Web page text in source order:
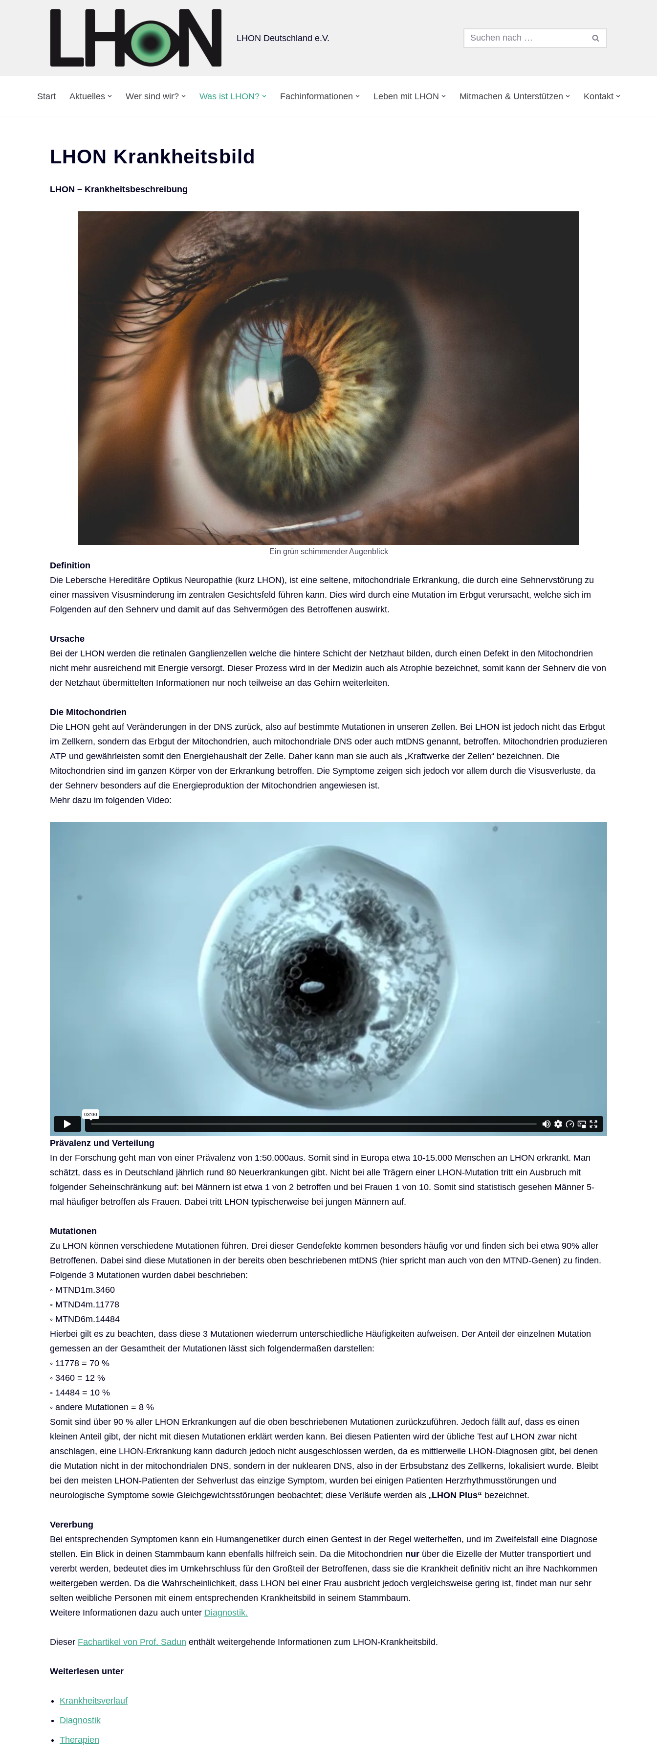
LHON Deutschland e.V.
Start Aktuelles Wer sind wir? Was ist LHON? Fachinformationen Leben mit LHON Mitmachen & Unterstützen Kontakt
LHON Krankheitsbild
LHON – Krankheitsbeschreibung
Ein grün schimmender Augenblick
Definition
Die Lebersche Hereditäre Optikus Neuropathie (kurz LHON), ist eine seltene, mitochondriale Erkrankung, die durch eine Sehnervstörung zu
einer massiven Visusminderung im zentralen Gesichtsfeld führen kann. Dies wird durch eine Mutation im Erbgut verursacht, welche sich im
Folgenden auf den Sehnerv und damit auf das Sehvermögen des Betroffenen auswirkt.
Ursache
Bei der LHON werden die retinalen Ganglienzellen welche die hintere Schicht der Netzhaut bilden, durch einen Defekt in den Mitochondrien
nicht mehr ausreichend mit Energie versorgt. Dieser Prozess wird in der Medizin auch als Atrophie bezeichnet, somit kann der Sehnerv die von
der Netzhaut übermittelten Informationen nur noch teilweise an das Gehirn weiterleiten.
Die Mitochondrien
Die LHON geht auf Veränderungen in der DNS zurück, also auf bestimmte Mutationen in unseren Zellen. Bei LHON ist jedoch nicht das Erbgut
im Zellkern, sondern das Erbgut der Mitochondrien, auch mitochondriale DNS oder auch mtDNS genannt, betroffen. Mitochondrien produzieren
ATP und gewährleisten somit den Energiehaushalt der Zelle. Daher kann man sie auch als „Kraftwerke der Zellen“ bezeichnen. Die
Mitochondrien sind im ganzen Körper von der Erkrankung betroffen. Die Symptome zeigen sich jedoch vor allem durch die Visusverluste, da
der Sehnerv besonders auf die Energieproduktion der Mitochondrien angewiesen ist.
Mehr dazu im folgenden Video:
Prävalenz und Verteilung
In der Forschung geht man von einer Prävalenz von 1:50.000aus. Somit sind in Europa etwa 10-15.000 Menschen an LHON erkrankt. Man
schätzt, dass es in Deutschland jährlich rund 80 Neuerkrankungen gibt. Nicht bei alle Trägern einer LHON-Mutation tritt ein Ausbruch mit
folgender Seheinschränkung auf: bei Männern ist etwa 1 von 2 betroffen und bei Frauen 1 von 10. Somit sind statistisch gesehen Männer 5-
mal häufiger betroffen als Frauen. Dabei tritt LHON typischerweise bei jungen Männern auf.
Mutationen
Zu LHON können verschiedene Mutationen führen. Drei dieser Gendefekte kommen besonders häufig vor und finden sich bei etwa 90% aller
Betroffenen. Dabei sind diese Mutationen in der bereits oben beschriebenen mtDNS (hier spricht man auch von den MTND-Genen) zu finden.
Folgende 3 Mutationen wurden dabei beschrieben:
◦ MTND1m.3460
◦ MTND4m.11778
◦ MTND6m.14484
Hierbei gilt es zu beachten, dass diese 3 Mutationen wiederrum unterschiedliche Häufigkeiten aufweisen. Der Anteil der einzelnen Mutation
gemessen an der Gesamtheit der Mutationen lässt sich folgendermaßen darstellen:
◦ 11778 = 70 %
◦ 3460 = 12 %
◦ 14484 = 10 %
◦ andere Mutationen = 8 %
Somit sind über 90 % aller LHON Erkrankungen auf die oben beschriebenen Mutationen zurückzuführen. Jedoch fällt auf, dass es einen
kleinen Anteil gibt, der nicht mit diesen Mutationen erklärt werden kann. Bei diesen Patienten wird der übliche Test auf LHON zwar nicht
anschlagen, eine LHON-Erkrankung kann dadurch jedoch nicht ausgeschlossen werden, da es mittlerweile LHON-Diagnosen gibt, bei denen
die Mutation nicht in der mitochondrialen DNS, sondern in der nuklearen DNS, also in der Erbsubstanz des Zellkerns, lokalisiert wurde. Bleibt
bei den meisten LHON-Patienten der Sehverlust das einzige Symptom, wurden bei einigen Patienten Herzrhythmusstörungen und
neurologische Symptome sowie Gleichgewichtsstörungen beobachtet; diese Verläufe werden als „LHON Plus“ bezeichnet.
Vererbung
Bei entsprechenden Symptomen kann ein Humangenetiker durch einen Gentest in der Regel weiterhelfen, und im Zweifelsfall eine Diagnose
stellen. Ein Blick in deinen Stammbaum kann ebenfalls hilfreich sein. Da die Mitochondrien nur über die Eizelle der Mutter transportiert und
vererbt werden, bedeutet dies im Umkehrschluss für den Großteil der Betroffenen, dass sie die Krankheit definitiv nicht an ihre Nachkommen
weitergeben werden. Da die Wahrscheinlichkeit, dass LHON bei einer Frau ausbricht jedoch vergleichsweise gering ist, findet man nur sehr
selten weibliche Personen mit einem entsprechenden Krankheitsbild in seinem Stammbaum.
Weitere Informationen dazu auch unter Diagnostik.
Dieser Fachartikel von Prof. Sadun enthält weitergehende Informationen zum LHON-Krankheitsbild.
Weiterlesen unter
Krankheitsverlauf
Diagnostik
Therapien